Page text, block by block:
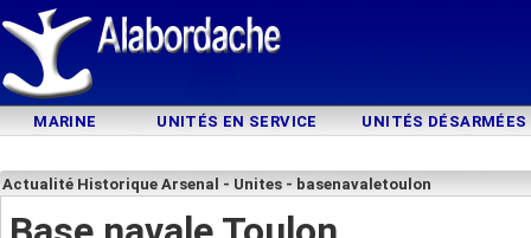
MARINE UNITÉS EN SERVICE UNITÉS DÉSARMÉES
Actualité Historique Arsenal - Unites - basenavaletoulon